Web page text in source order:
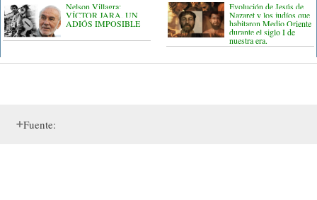
Nelson Villagra:
VÍCTOR JARA, UN
ADIÓS IMPOSIBLE
Evolución de Jesús de
Nazaret y los judíos que
habitaron Medio Oriente
durante el siglo I de
nuestra era.
Fuente: